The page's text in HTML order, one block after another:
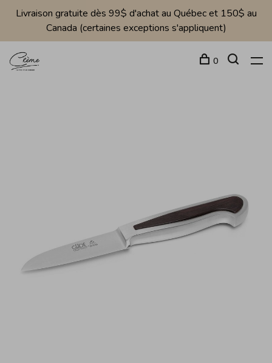
Livraison gratuite dès 99$ d'achat au Québec et 150$ au
Canada (certaines exceptions s'appliquent)
0